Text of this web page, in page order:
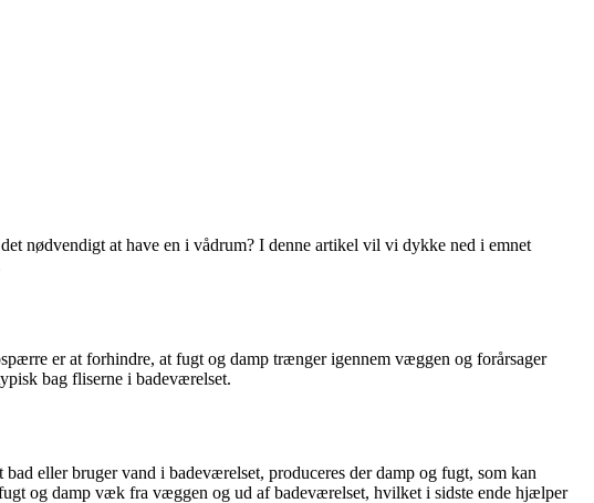
nødvendigt at have en i vådrum? I denne artikel vil vi dykke ned i emnet
er at forhindre, at fugt og damp trænger igennem væggen og forårsager
bag fliserne i badeværelset.
eller bruger vand i badeværelset, produceres der damp og fugt, som kan
og damp væk fra væggen og ud af badeværelset, hvilket i sidste ende hjælper